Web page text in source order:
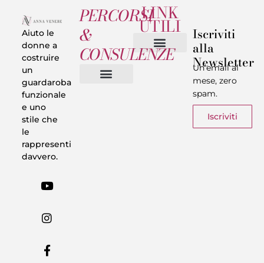
Aiuto le
donne a
costruire
un
guardaroba
funzionale
e uno
stile che
le
rappresenti
davvero.
PERCORSI
&
CONSULENZE
LINK
UTILI Iscriviti
alla
Newsletter
Un’email al
mese, zero
spam.
Iscriviti